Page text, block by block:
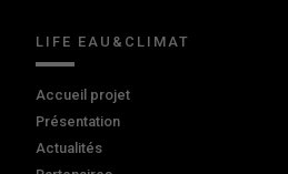
LIFE EAU&CLIMAT
Accueil projet
Présentation
Actualités